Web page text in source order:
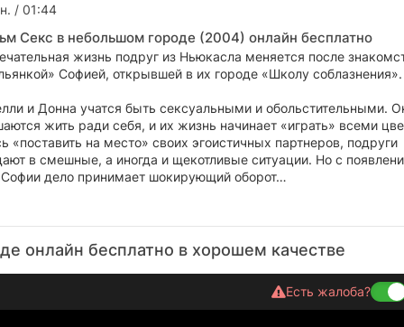
/ 01:44
Секс в небольшом городе (2004) онлайн бесплатно
жизнь подруг из Ньюкасла меняется после
Софией, открывшей в их городе «Школу соблазнения».
и Донна учатся быть сексуальными и обольстительными.
жить ради себя, и их жизнь начинает «играть» всеми
«поставить на место» своих эгоистичных партнеров, подруги
в смешные, а иногда и щекотливые ситуации. Но с
дело принимает шокирующий оборот…
онлайн бесплатно в хорошем качестве
Есть жалоба?